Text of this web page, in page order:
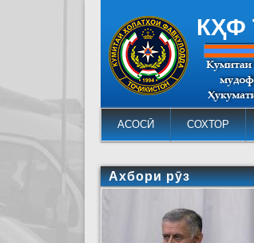
КҲФ
АСОСӢ СОХТОР
Ахбори рӯз